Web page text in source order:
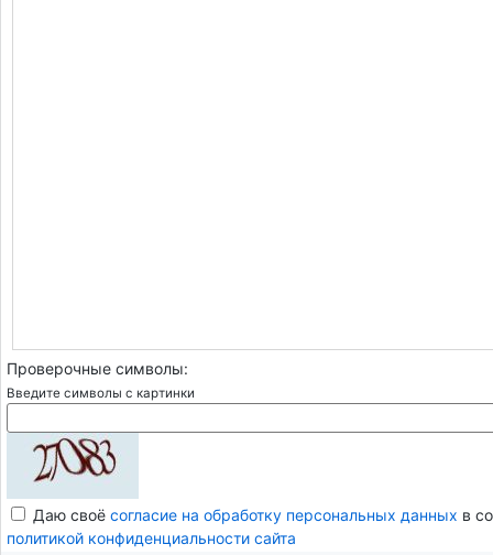
Проверочные символы:
Введите символы с картинки
Даю своё согласие на обработку персональных данных в
политикой конфиденциальности сайта